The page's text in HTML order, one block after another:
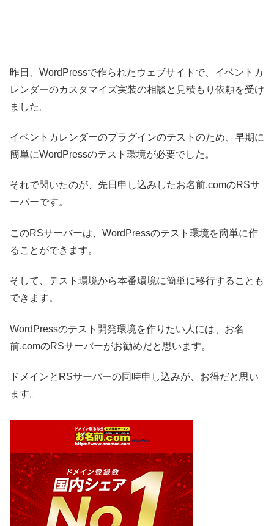
昨日、WordPressで作られたウェブサイトで、イベントカ
レンダーのカスタマイズ実装の相談と見積もり依頼を受け
ました。
イベントカレンダーのプラグインのテストのため、早期に
簡単にWordPressのテスト環境が必要でした。
それで閃いたのが、先日申し込みしたお名前.comのRSサ
ーバーです。
このRSサーバーは、WordPressのテスト環境を簡単に作
ることができます。
そして、テスト環境から本番環境に簡単に移行することも
できます。
WordPressのテスト開発環境を作りたい人には、お名
前.comのRSサーバーがお勧めだと思います。
ドメインとRSサーバーの同時申し込みが、お得だと思い
ます。